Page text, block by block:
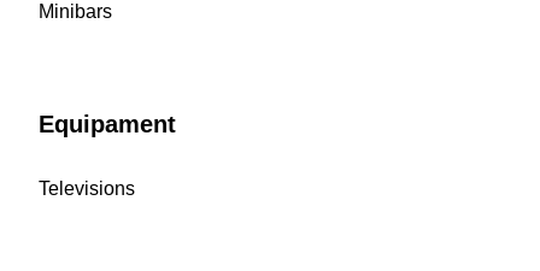
Minibars
Equipament
Televisions